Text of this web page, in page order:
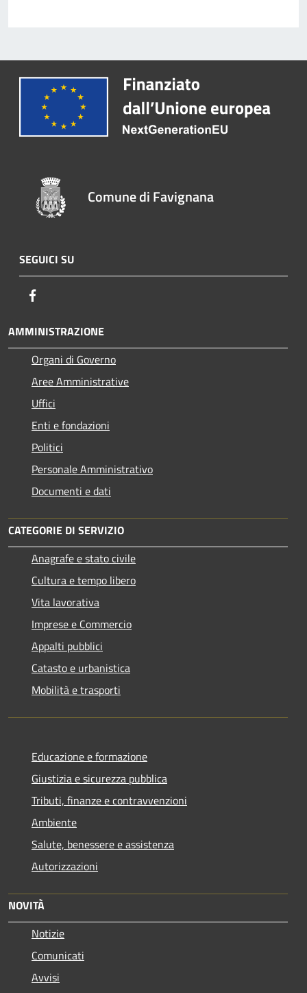
Comune di Favignana
SEGUICI SU
AMMINISTRAZIONE
Organi di Governo
Aree Amministrative
Uffici
Enti e fondazioni
Politici
Personale Amministrativo
Documenti e dati
CATEGORIE DI SERVIZIO
Anagrafe e stato civile
Cultura e tempo libero
Vita lavorativa
Imprese e Commercio
Appalti pubblici
Catasto e urbanistica
Mobilità e trasporti
Educazione e formazione
Giustizia e sicurezza pubblica
Tributi, finanze e contravvenzioni
Ambiente
Salute, benessere e assistenza
Autorizzazioni
NOVITÀ
Notizie
Comunicati
Avvisi